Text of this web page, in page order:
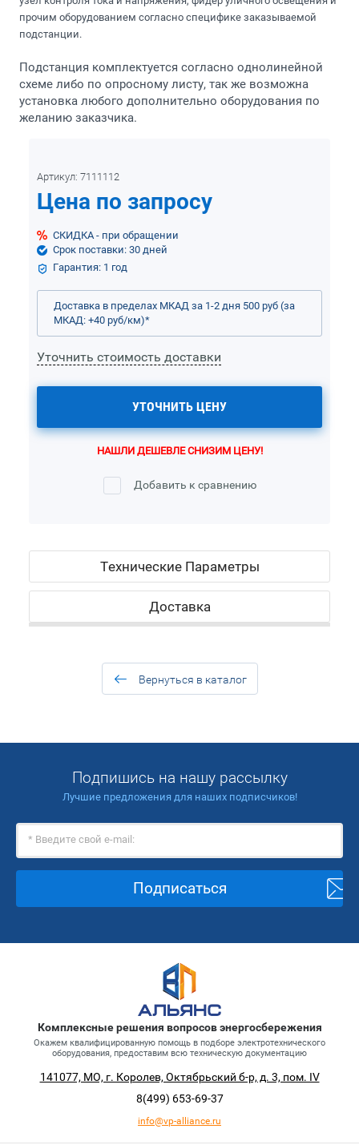
прочим оборудованием согласно специфике заказываемой
подстанции.
Подстанция комплектуется согласно однолинейной
схеме либо по опросному листу, так же возможна
установка любого дополнительно оборудования по
желанию заказчика.
Артикул: 7111112
Цена по запросу
СКИДКА - при обращении
Срок поставки: 30 дней
Гарантия: 1 год
Доставка в пределах МКАД за 1-2 дня 500 руб (за
МКАД: +40 руб/км)*
Уточнить стоимость доставки
УТОЧНИТЬ ЦЕНУ
НАШЛИ ДЕШЕВЛЕ СНИЗИМ ЦЕНУ!
Добавить к сравнению
Технические Параметры
Доставка
Вернуться в каталог
Подпишись на нашу рассылку
Лучшие предложения для наших подписчиков!
Подписаться
Комплексные решения вопросов энергосбережения
Окажем квалифицированную помощь в подборе электротехнического
оборудования, предоставим всю техническую документацию
141077, МО, г. Королев, Октябрьский б-р, д. 3, пом. IV
8(499) 653-69-37
info@vp-alliance.ru